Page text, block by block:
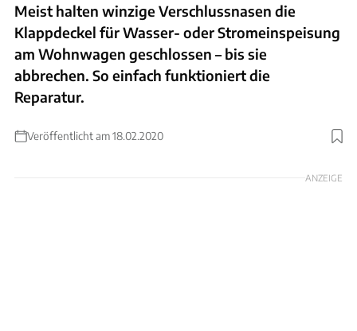
Meist halten winzige Verschlussnasen die
Klappdeckel für Wasser- oder Stromeinspeisung
am Wohnwagen geschlossen – bis sie
abbrechen. So einfach funktioniert die
Reparatur.
Veröffentlicht am 18.02.2020
Foto: Archiv
ANZEIGE